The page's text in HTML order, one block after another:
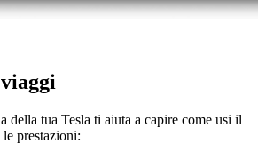
della tua Tesla ti aiuta a capire come usi il
prestazioni: